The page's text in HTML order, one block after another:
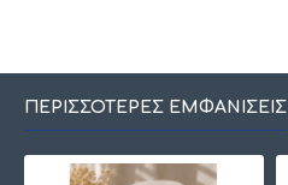
ΠΕΡΙΣΣΌΤΕΡΕΣ ΕΜΦΑΝΊΣΕΙΣ